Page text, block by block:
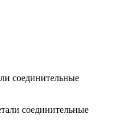
соединительные